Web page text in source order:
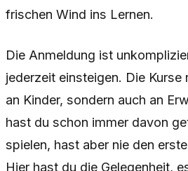
frischen Wind ins Lernen.
Die Anmeldung ist
jederzeit einsteigen. Die Kurse
an Kinder, sondern auch an
hast du schon immer davon
spielen, hast aber nie den
Hier hast du die Gelegenheit,